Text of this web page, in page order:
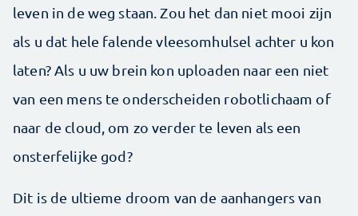
leven in de weg staan. Zou het dan niet mooi zijn
als u dat hele falende vleesomhulsel achter u kon
laten? Als u uw brein kon uploaden naar een niet
van een mens te onderscheiden robotlichaam of
naar de cloud, om zo verder te leven als een
onsterfelijke god?
Dit is de ultieme droom van de aanhangers van